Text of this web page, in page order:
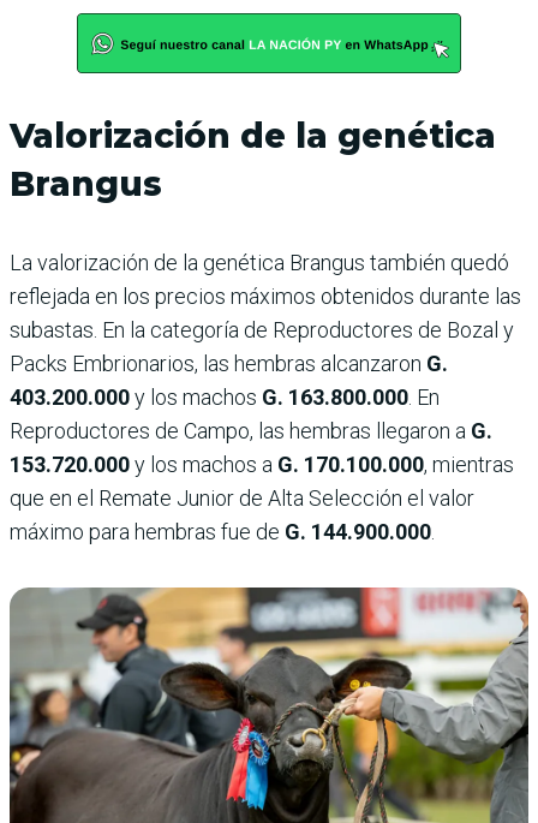
Valorización de la genética
Brangus
La valorización de la genética Brangus también quedó
reflejada en los precios máximos obtenidos durante las
subastas. En la categoría de Reproductores de Bozal y
Packs Embrionarios, las hembras alcanzaron G.
403.200.000y los machos G. 163.800.000. En
Reproductores de Campo, las hembras llegaron a G.
153.720.000y los machos a G. 170.100.000, mientras
que en el Remate Junior de Alta Selección el valor
máximo para hembras fue de G. 144.900.000.